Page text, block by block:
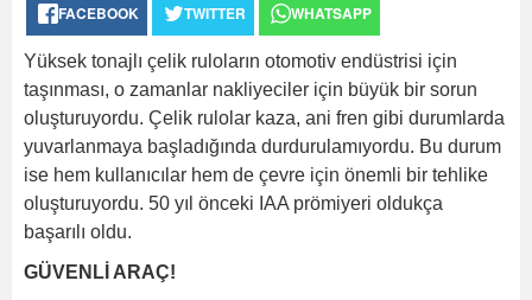
FACEBOOK TWITTER WHATSAPP
Yüksek tonajlı çelik ruloların otomotiv endüstrisi için
taşınması, o zamanlar nakliyeciler için büyük bir sorun
oluşturuyordu. Çelik rulolar kaza, ani fren gibi durumlarda
yuvarlanmaya başladığında durdurulamıyordu. Bu durum
ise hem kullanıcılar hem de çevre için önemli bir tehlike
oluşturuyordu. 50 yıl önceki IAA prömiyeri oldukça
başarılı oldu.
GÜVENLİ ARAÇ!